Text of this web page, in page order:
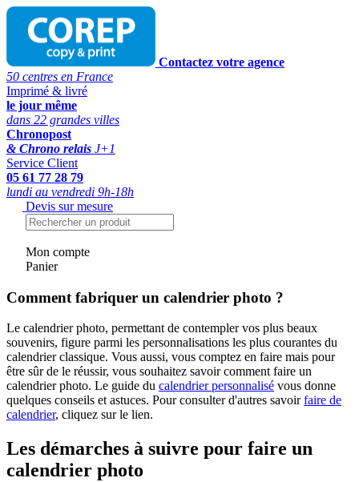
Contactez votre agence
50 centres en France
Imprimé & livré
le jour même
dans 22 grandes villes
Chronopost
& Chrono relais J+1
Service Client
05 61 77 28 79
lundi au vendredi 9h-18h
Devis sur mesure
Mon compte
Panier
Comment fabriquer un calendrier photo ?
Le calendrier photo, permettant de contempler vos plus beaux
souvenirs, figure parmi les personnalisations les plus courantes du
calendrier classique. Vous aussi, vous comptez en faire mais pour
être sûr de le réussir, vous souhaitez savoir comment faire un
calendrier photo. Le guide du calendrier personnalisé vous donne
quelques conseils et astuces. Pour consulter d'autres savoirfaire de
calendrier, cliquez sur le lien.
Les démarches à suivre pour faire un
calendrier photo